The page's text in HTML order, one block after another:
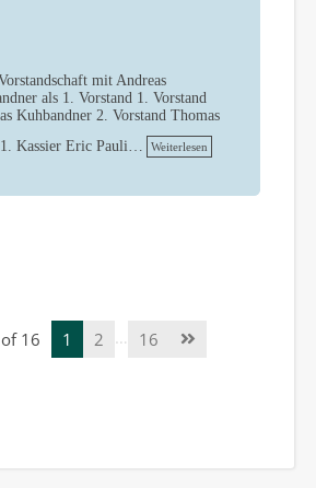
mit Andreas
als 1. Vorstand 1. Vorstand
Kuhbandner 2. Vorstand Thomas
Kassier Eric Pauli…
Weiterlesen
16 1 2 … 16